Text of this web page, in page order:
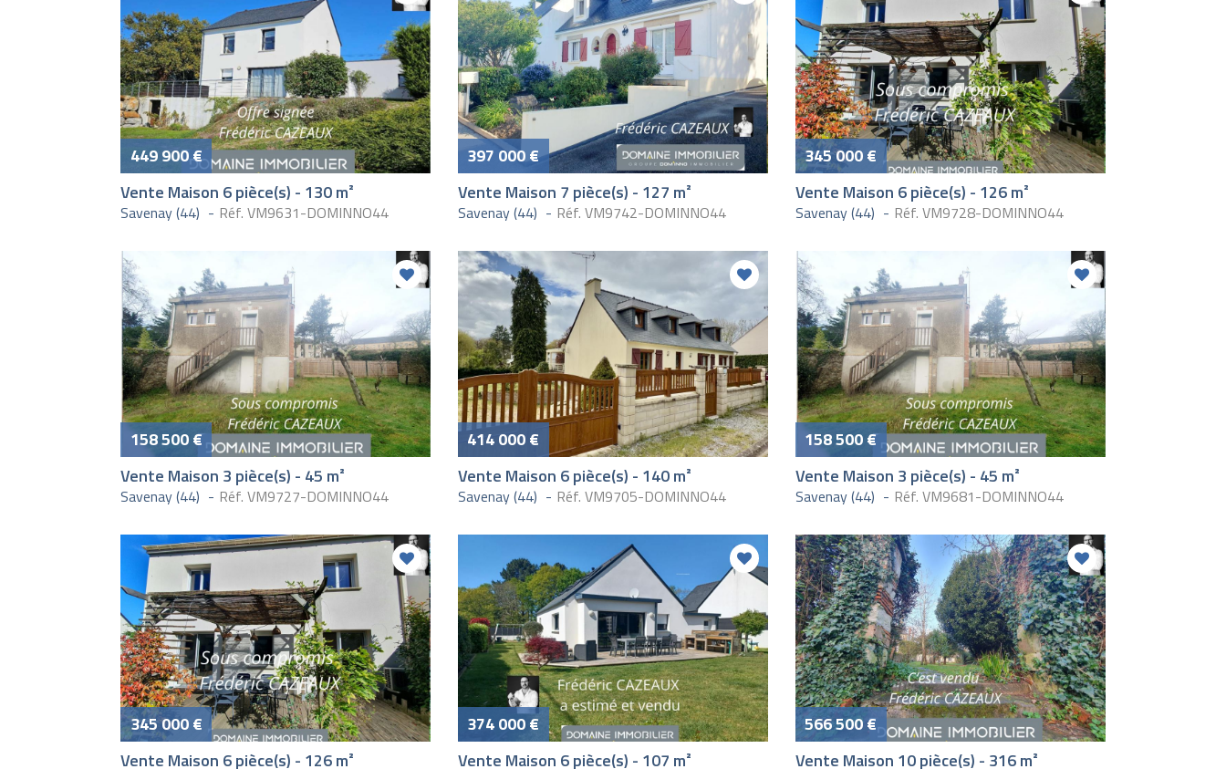
449 900 €
Vente Maison 6 pièce(s) - 130 m²
Savenay (44) Réf. VM9631-DOMINNO44
397 000 €
Vente Maison 7 pièce(s) - 127 m²
Savenay (44) Réf. VM9742-DOMINNO44
345 000 €
Vente Maison 6 pièce(s) - 126 m²
Savenay (44) Réf. VM9728-DOMINNO44
158 500 €
Vente Maison 3 pièce(s) - 45 m²
Savenay (44) Réf. VM9727-DOMINNO44
414 000 €
Vente Maison 6 pièce(s) - 140 m²
Savenay (44) Réf. VM9705-DOMINNO44
158 500 €
Vente Maison 3 pièce(s) - 45 m²
Savenay (44) Réf. VM9681-DOMINNO44
345 000 €
Vente Maison 6 pièce(s) - 126 m²
374 000 €
Vente Maison 6 pièce(s) - 107 m²
566 500 €
Vente Maison 10 pièce(s) - 316 m²